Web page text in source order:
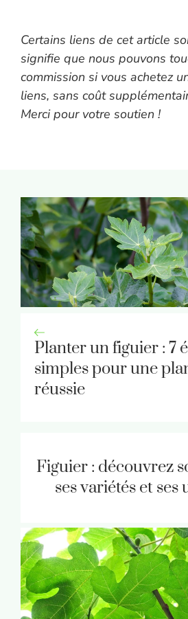
Certains liens de cet article
signifie que nous pouvons
commission si vous achetez
liens, sans coût
Merci pour votre soutien !
Planter un figuier : 7
simples pour une
réussie
Figuier : découvrez
ses variétés et